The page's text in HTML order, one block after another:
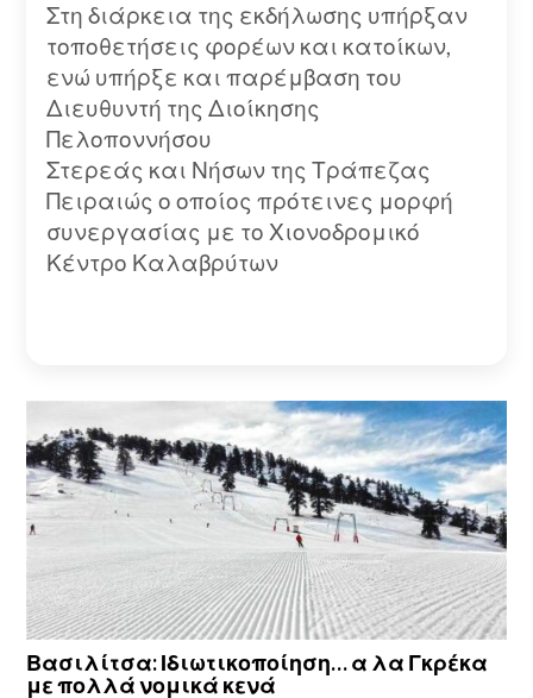
Στη διάρκεια της εκδήλωσης υπήρξαν
τοποθετήσεις φορέων και κατοίκων,
ενώ υπήρξε και παρέμβαση του
Διευθυντή της Διοίκησης
Πελοποννήσου
Στερεάς και Νήσων της Τράπεζας
Πειραιώς ο οποίος πρότεινες μορφή
συνεργασίας με το Χιονοδρομικό
Κέντρο Καλαβρύτων
Βασιλίτσα: Ιδιωτικοποίηση… α λα Γκρέκα
με πολλά νομικά κενά